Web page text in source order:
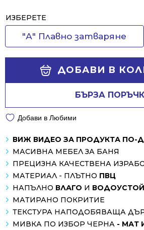
ИЗБЕРЕТЕ
"А" Плавно затваряне
ДОБАВИ В
БЪРЗА
Alternative:
Добави в Любими
ВИЖ ВИДЕО ЗА ПРОДУКТА ПО-
МАСИВНА МЕБЕЛ ЗА БАНЯ
ПРЕЦИЗНА КАЧЕСТВЕНА
МАТЕРИАЛ - ПЛЪТНО ПВЦ
НАПЪЛНО ВЛАГО И
МАТИРАНО ПОКРИТИЕ
ТЕКСТУРА НАПОДОБЯВАЩА
МИВКА ПО ИЗБОР ЧЕРНА - МАТ